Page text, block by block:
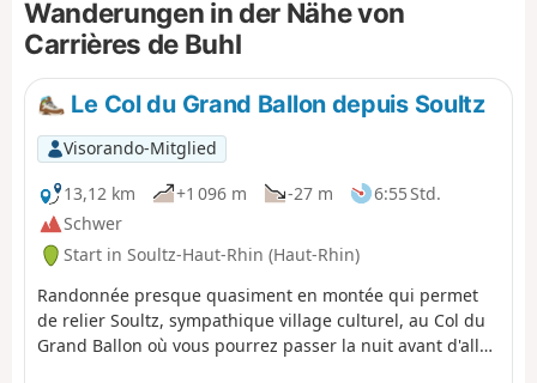
Saint-Léger, das Dominikanerkloster, die
ehemalige Stiftskirche Notre-Dame, das
Deck-Museum usw.
Wanderungen in der Nähe von
Carrières de Buhl
Le Col du Grand Ballon depuis Soultz
Visorando-Mitglied
13,12 km
+1 096 m -27 m
6:55 Std.
Schwer
Start in Soultz-Haut-Rhin (Haut-Rhin)
Randonnée presque quasiment en montée qui permet
de relier Soultz, sympathique village culturel, au Col du
Grand Ballon où vous pourrez passer la nuit avant d'aller